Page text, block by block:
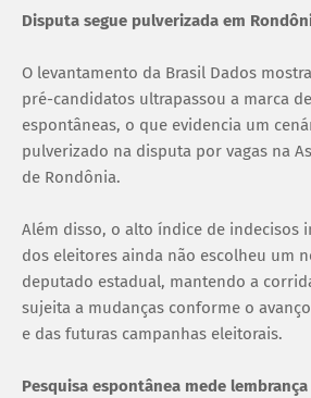
Disputa segue pulverizada em
O levantamento da Brasil Dados
pré-candidatos ultrapassou a marca
espontâneas, o que evidencia um
pulverizado na disputa por vagas na
de Rondônia.
Além disso, o alto índice de indecisos
dos eleitores ainda não escolheu um
deputado estadual, mantendo a
sujeita a mudanças conforme o
e das futuras campanhas eleitorais.
Pesquisa espontânea mede